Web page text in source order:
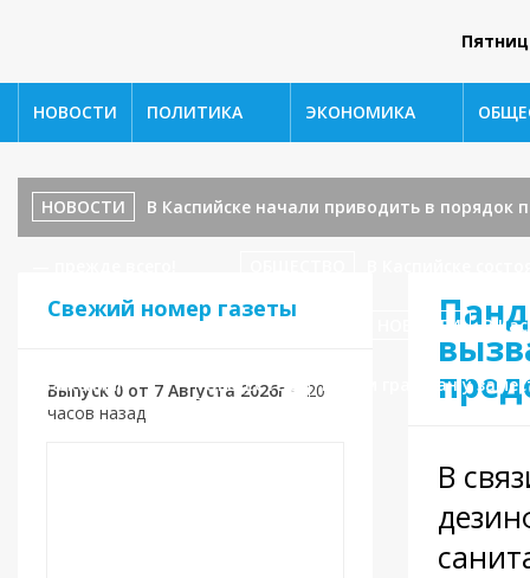
НОВОСТИ ПОЛИТИКА ЭКОНОМИКА
НОВОСТИ В Каспийске начали приводить в
ул. Ленина, 17 — завершаются! НОВОСТИ В
уважения!» ОБЩЕСТВО Приём граждан у
Свежий номер газеты
Выпуск 0 от 7 Августа 2026г • 20
часов назад
В